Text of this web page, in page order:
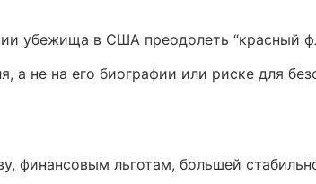
убежища в США преодолеть “красный
не на его биографии или риске для
финансовым льготам, большей